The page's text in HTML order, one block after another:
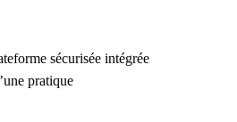
sécurisée intégrée
pratique